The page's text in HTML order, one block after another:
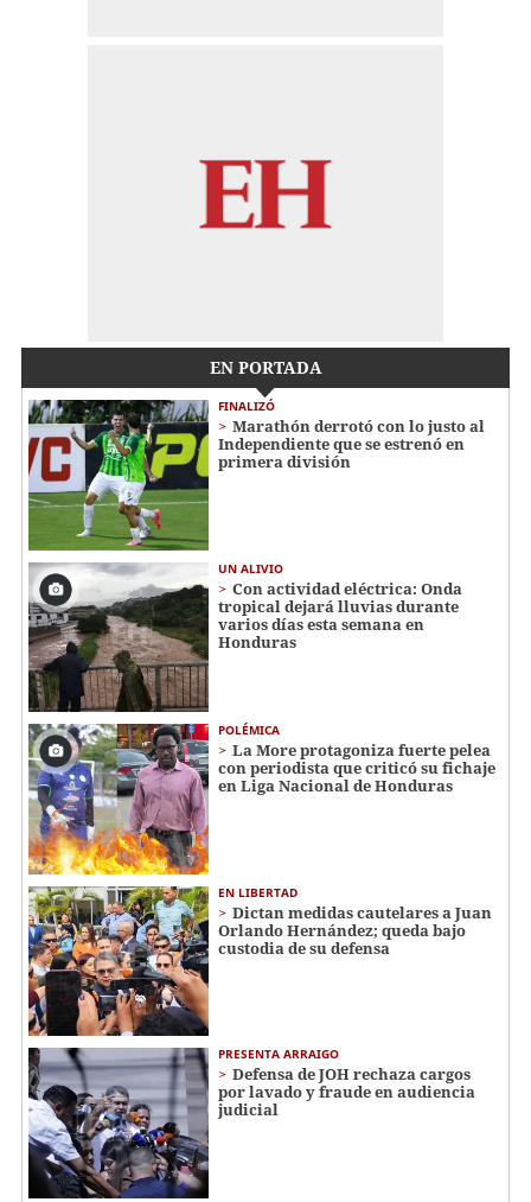
EN PORTADA
FINALIZÓ
Marathón derrotó con lo justo al
Independiente que se estrenó en
primera división
UN ALIVIO
Con actividad eléctrica: Onda
tropical dejará lluvias durante
varios días esta semana en
Honduras
POLÉMICA
La More protagoniza fuerte pelea
con periodista que criticó su fichaje
en Liga Nacional de Honduras
EN LIBERTAD
Dictan medidas cautelares a Juan
Orlando Hernández; queda bajo
custodia de su defensa
PRESENTA ARRAIGO
Defensa de JOH rechaza cargos
por lavado y fraude en audiencia
judicial